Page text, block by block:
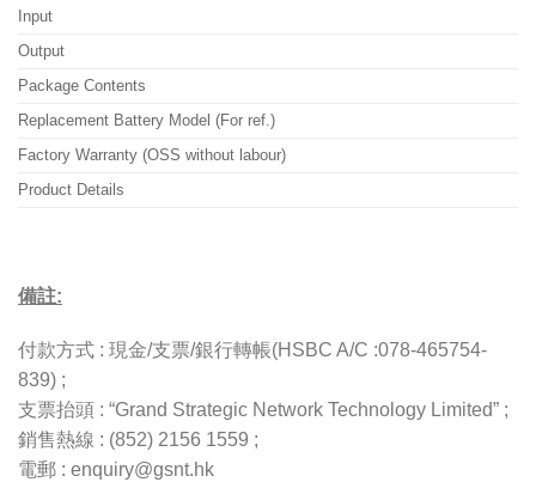
Input
Output
Package Contents
Replacement Battery Model (For ref.)
Factory Warranty (OSS without labour)
Product Details
備註:
付款方式 : 現金/支票/銀行轉帳(HSBC A/C :078-465754-
839) ;
支票抬頭 : “Grand Strategic Network Technology Limited” ;
銷售熱線 : (852) 2156 1559 ;
電郵 : enquiry@gsnt.hk